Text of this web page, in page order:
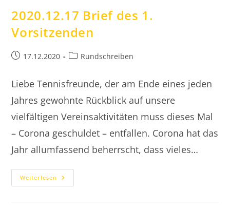
2020.12.17 Brief des 1.
Vorsitzenden
Beitrag17.12.2020
Beitrags-
Rundschreiben
Liebe Tennisfreunde, der am Ende eines jeden
Jahres gewohnte Rückblick auf unsere
vielfältigen Vereinsaktivitäten muss dieses Mal
– Corona geschuldet – entfallen. Corona hat das
Jahr allumfassend beherrscht, dass vieles…
Weiterlesen 2020.12.17
Brief